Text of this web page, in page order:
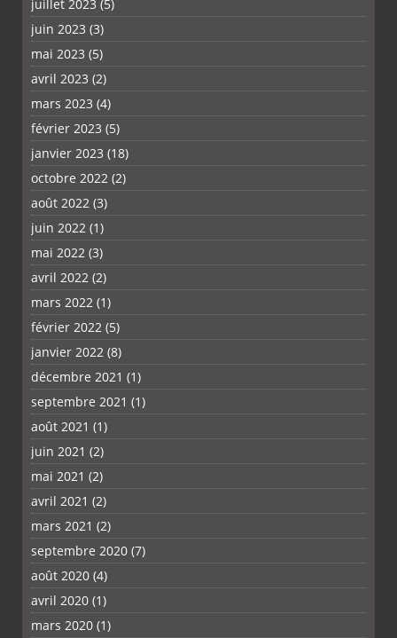
juillet 2023 (5)
juin 2023 (3)
mai 2023 (5)
avril 2023 (2)
mars 2023 (4)
février 2023 (5)
janvier 2023 (18)
octobre 2022 (2)
août 2022 (3)
juin 2022 (1)
mai 2022 (3)
avril 2022 (2)
mars 2022 (1)
février 2022 (5)
janvier 2022 (8)
décembre 2021 (1)
septembre 2021 (1)
août 2021 (1)
juin 2021 (2)
mai 2021 (2)
avril 2021 (2)
mars 2021 (2)
septembre 2020 (7)
août 2020 (4)
avril 2020 (1)
mars 2020 (1)